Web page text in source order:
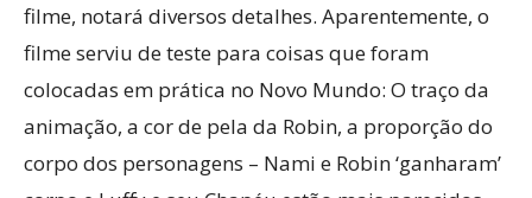
filme, notará diversos detalhes. Aparentemente, o
filme serviu de teste para coisas que foram
colocadas em prática no Novo Mundo: O traço da
animação, a cor de pela da Robin, a proporção do
corpo dos personagens – Nami e Robin ‘ganharam’